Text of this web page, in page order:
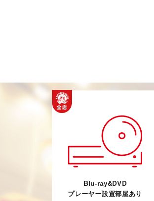
Blu-ray&DVD
プレーヤー設置部屋あり